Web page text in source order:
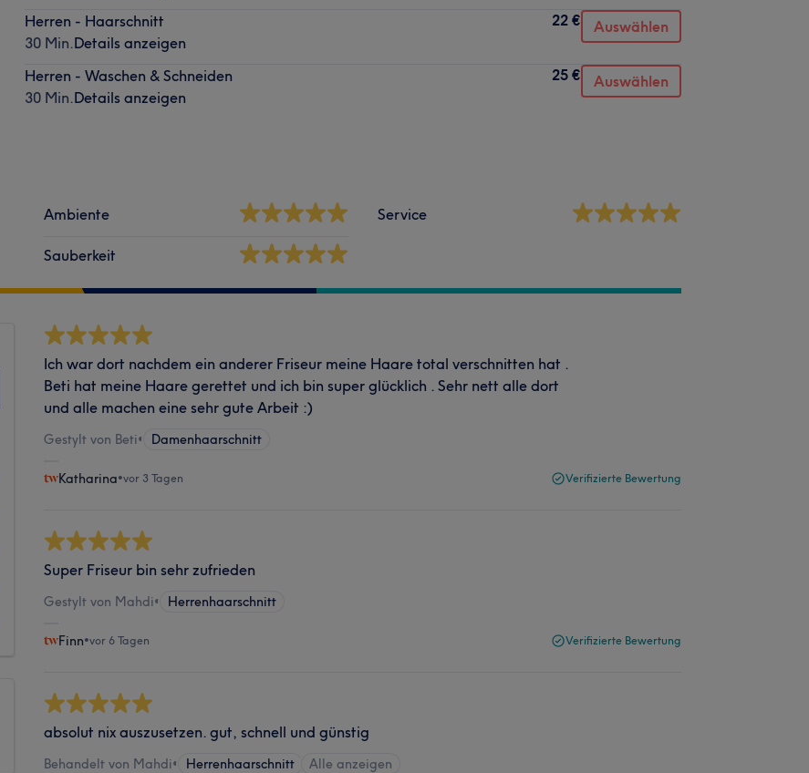
Herren - Haarschnitt
30 Min.Details anzeigen
22 € Auswählen
Herren - Waschen & Schneiden
30 Min.Details anzeigen
25 € Auswählen
Ambiente
Sauberkeit
Service
Ich war dort nachdem ein anderer Friseur meine Haare total verschnitten hat .
Beti hat meine Haare gerettet und ich bin super glücklich . Sehr nett alle dort
und alle machen eine sehr gute Arbeit :)
Gestylt von Beti• Damenhaarschnitt
Katharina•vor 3 Tagen Verifizierte Bewertung
Super Friseur bin sehr zufrieden
Gestylt von Mahdi• Herrenhaarschnitt
Finn•vor 6 Tagen Verifizierte Bewertung
absolut nix auszusetzen. gut, schnell und günstig
Behandelt von Mahdi• Herrenhaarschnitt Alle anzeigen